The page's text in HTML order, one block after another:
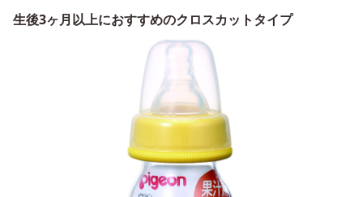
生後3ヶ月以上におすすめのクロスカットタイプ